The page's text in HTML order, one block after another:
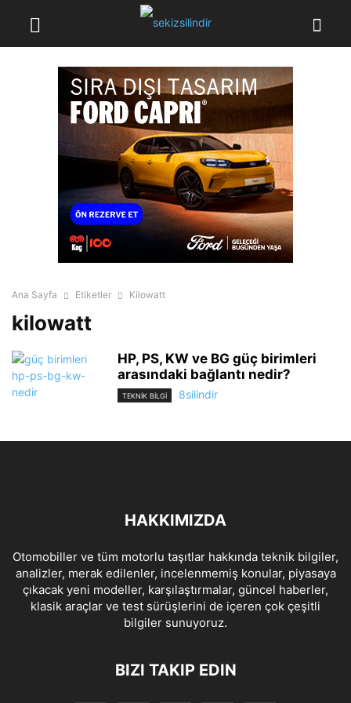
Ana Sayfa Etiketler Kilowatt
kilowatt
HP, PS, KW ve BG güç birimleri
arasındaki bağlantı nedir?
TEKNİK BİLGİ 8silindir
HAKKIMIZDA
Otomobiller ve tüm motorlu taşıtlar hakkında teknik bilgiler,
analizler, merak edilenler, incelenmemiş konular, piyasaya
çıkacak yeni modeller, karşılaştırmalar, güncel haberler,
klasik araçlar ve test sürüşlerini de içeren çok çeşitli
bilgiler sunuyoruz.
BIZI TAKIP EDIN